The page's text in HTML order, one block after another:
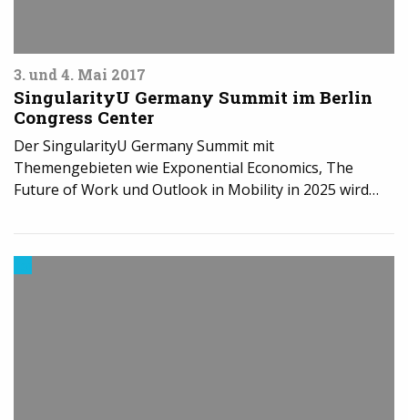
3. und 4. Mai 2017
SingularityU Germany Summit im Berlin
Congress Center
Der SingularityU Germany Summit mit
Themengebieten wie Exponential Economics, The
Future of Work und Outlook in Mobility in 2025 wird…